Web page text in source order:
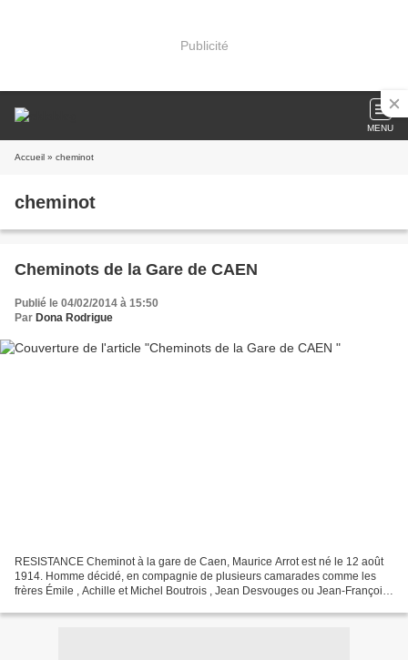
Publicité
MENU
Accueil » cheminot
cheminot
Cheminots de la Gare de CAEN
Publié le 04/02/2014 à 15:50
Par Dona Rodrigue
RESISTANCE Cheminot à la gare de Caen, Maurice Arrot est né le 12 août
1914. Homme décidé, en compagnie de plusieurs camarades comme les
frères Émile , Achille et Michel Boutrois , Jean Desvouges ou Jean-François